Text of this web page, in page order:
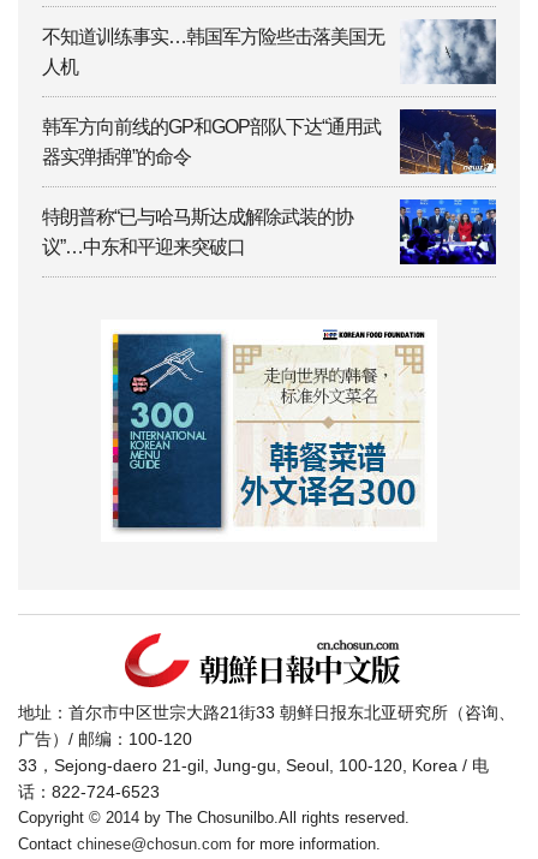
不知道训练事实…韩国军方险些击落美国无
人机
韩军方向前线的GP和GOP部队下达“通用武
器实弹插弹”的命令
特朗普称“已与哈马斯达成解除武装的协
议”…中东和平迎来突破口
地址：首尔市中区世宗大路21街33 朝鲜日报东北亚研究所（咨询、
广告）/ 邮编：100-120
33，Sejong-daero 21-gil, Jung-gu, Seoul, 100-120, Korea / 电
话：822-724-6523
Copyright © 2014 by The Chosunilbo.All rights reserved.
Contact chinese@chosun.com for more information.